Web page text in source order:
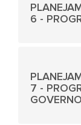
6 -
7 -
GOVERNO